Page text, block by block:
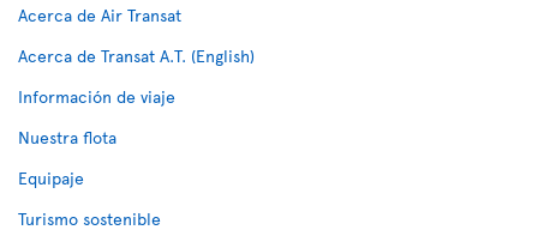
Acerca de Air Transat
Acerca de Transat A.T. (English)
Información de viaje
Nuestra flota
Equipaje
Turismo sostenible